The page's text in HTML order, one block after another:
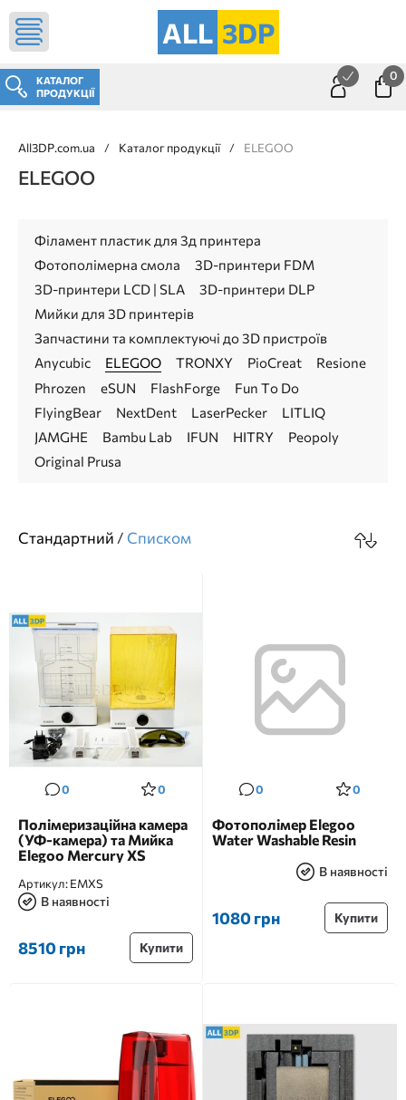
ALL 3DP
КАТАЛОГ
ПРОДУКЦІЇ
0
All3DP.com.ua / Каталог продукції / ELEGOO
ELEGOO
Філамент пластик для 3д принтера
Фотополімерна смола
3D-принтери FDM
3D-принтери LCD | SLA
3D-принтери DLP
Мийки для 3D принтерів
Запчастини та комплектуючі до 3D пристроїв
Anycubic
ELEGOO TRONXY PioCreat
Resione
Phrozen
eSUN FlashForge
Fun To Do
FlyingBear
NextDent LaserPecker
LITLIQ
JAMGHE
Bambu Lab IFUN HITRY
Peopoly
Original Prusa
Стандартний / Cписком
0 0
Полімеризаційна камера
(УФ-камера) та Мийка
Elegoo Mercury XS
Артикул:EMXS
В наявності
8510 грн Купити
0 0
Фотополімер Elegoo
Water Washable Resin
В наявності
1080 грн Купити